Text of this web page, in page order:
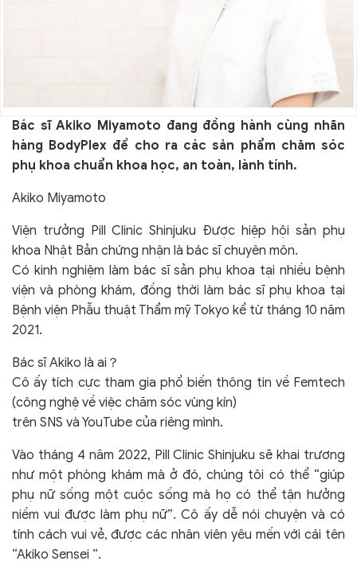
Bác sĩ Akiko Miyamoto đang đồng hành cùng nhãn
hàng BodyPlex để cho ra các sản phẩm chăm sóc
phụ khoa chuẩn khoa học, an toàn, lành tính.
Akiko Miyamoto
Viện trưởng Pill Clinic Shinjuku Được hiệp hội sản phụ
khoa Nhật Bản chứng nhận là bác sĩ chuyên môn.
Có kinh nghiệm làm bác sĩ sản phụ khoa tại nhiều bệnh
viện và phòng khám, đồng thời làm bác sĩ phụ khoa tại
Bệnh viện Phẫu thuật Thẩm mỹ Tokyo kể từ tháng 10 năm
2021.
Bác sĩ Akiko là ai？
Cô ấy tích cực tham gia phổ biến thông tin về Femtech
(công nghệ về việc chăm sóc vùng kín)
trên SNS và YouTube của riêng mình.
Vào tháng 4 năm 2022, Pill Clinic Shinjuku sẽ khai trương
như một phòng khám mà ở đó, chúng tôi có thể “giúp
phụ nữ sống một cuộc sống mà họ có thể tận hưởng
niềm vui được làm phụ nữ”. Cô ấy dễ nói chuyện và có
tính cách vui vẻ, được các nhân viên yêu mến với cái tên
“Akiko Sensei “.